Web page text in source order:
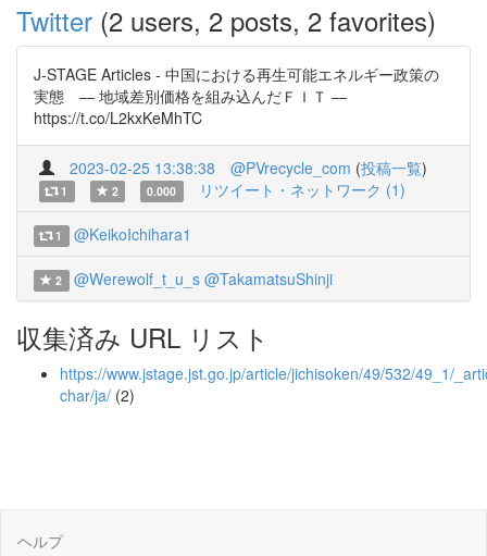
Twitter (2 users, 2 posts, 2 favorites)
J-STAGE Articles - 中国における再生可能エネルギー政策の
実態 ― 地域差別価格を組み込んだＦＩＴ ―
https://t.co/L2kxKeMhTC
2023-02-25 13:38:38 @PVrecycle_com (投稿一覧)
1 2 0.000 リツイート・ネットワーク (1)
1 @KeikoIchihara1
2 @Werewolf_t_u_s @TakamatsuShinji
収集済み URL リスト
https://www.jstage.jst.go.jp/article/jichisoken/49/532/49_1/
char/ja/ (2)
ヘルプ